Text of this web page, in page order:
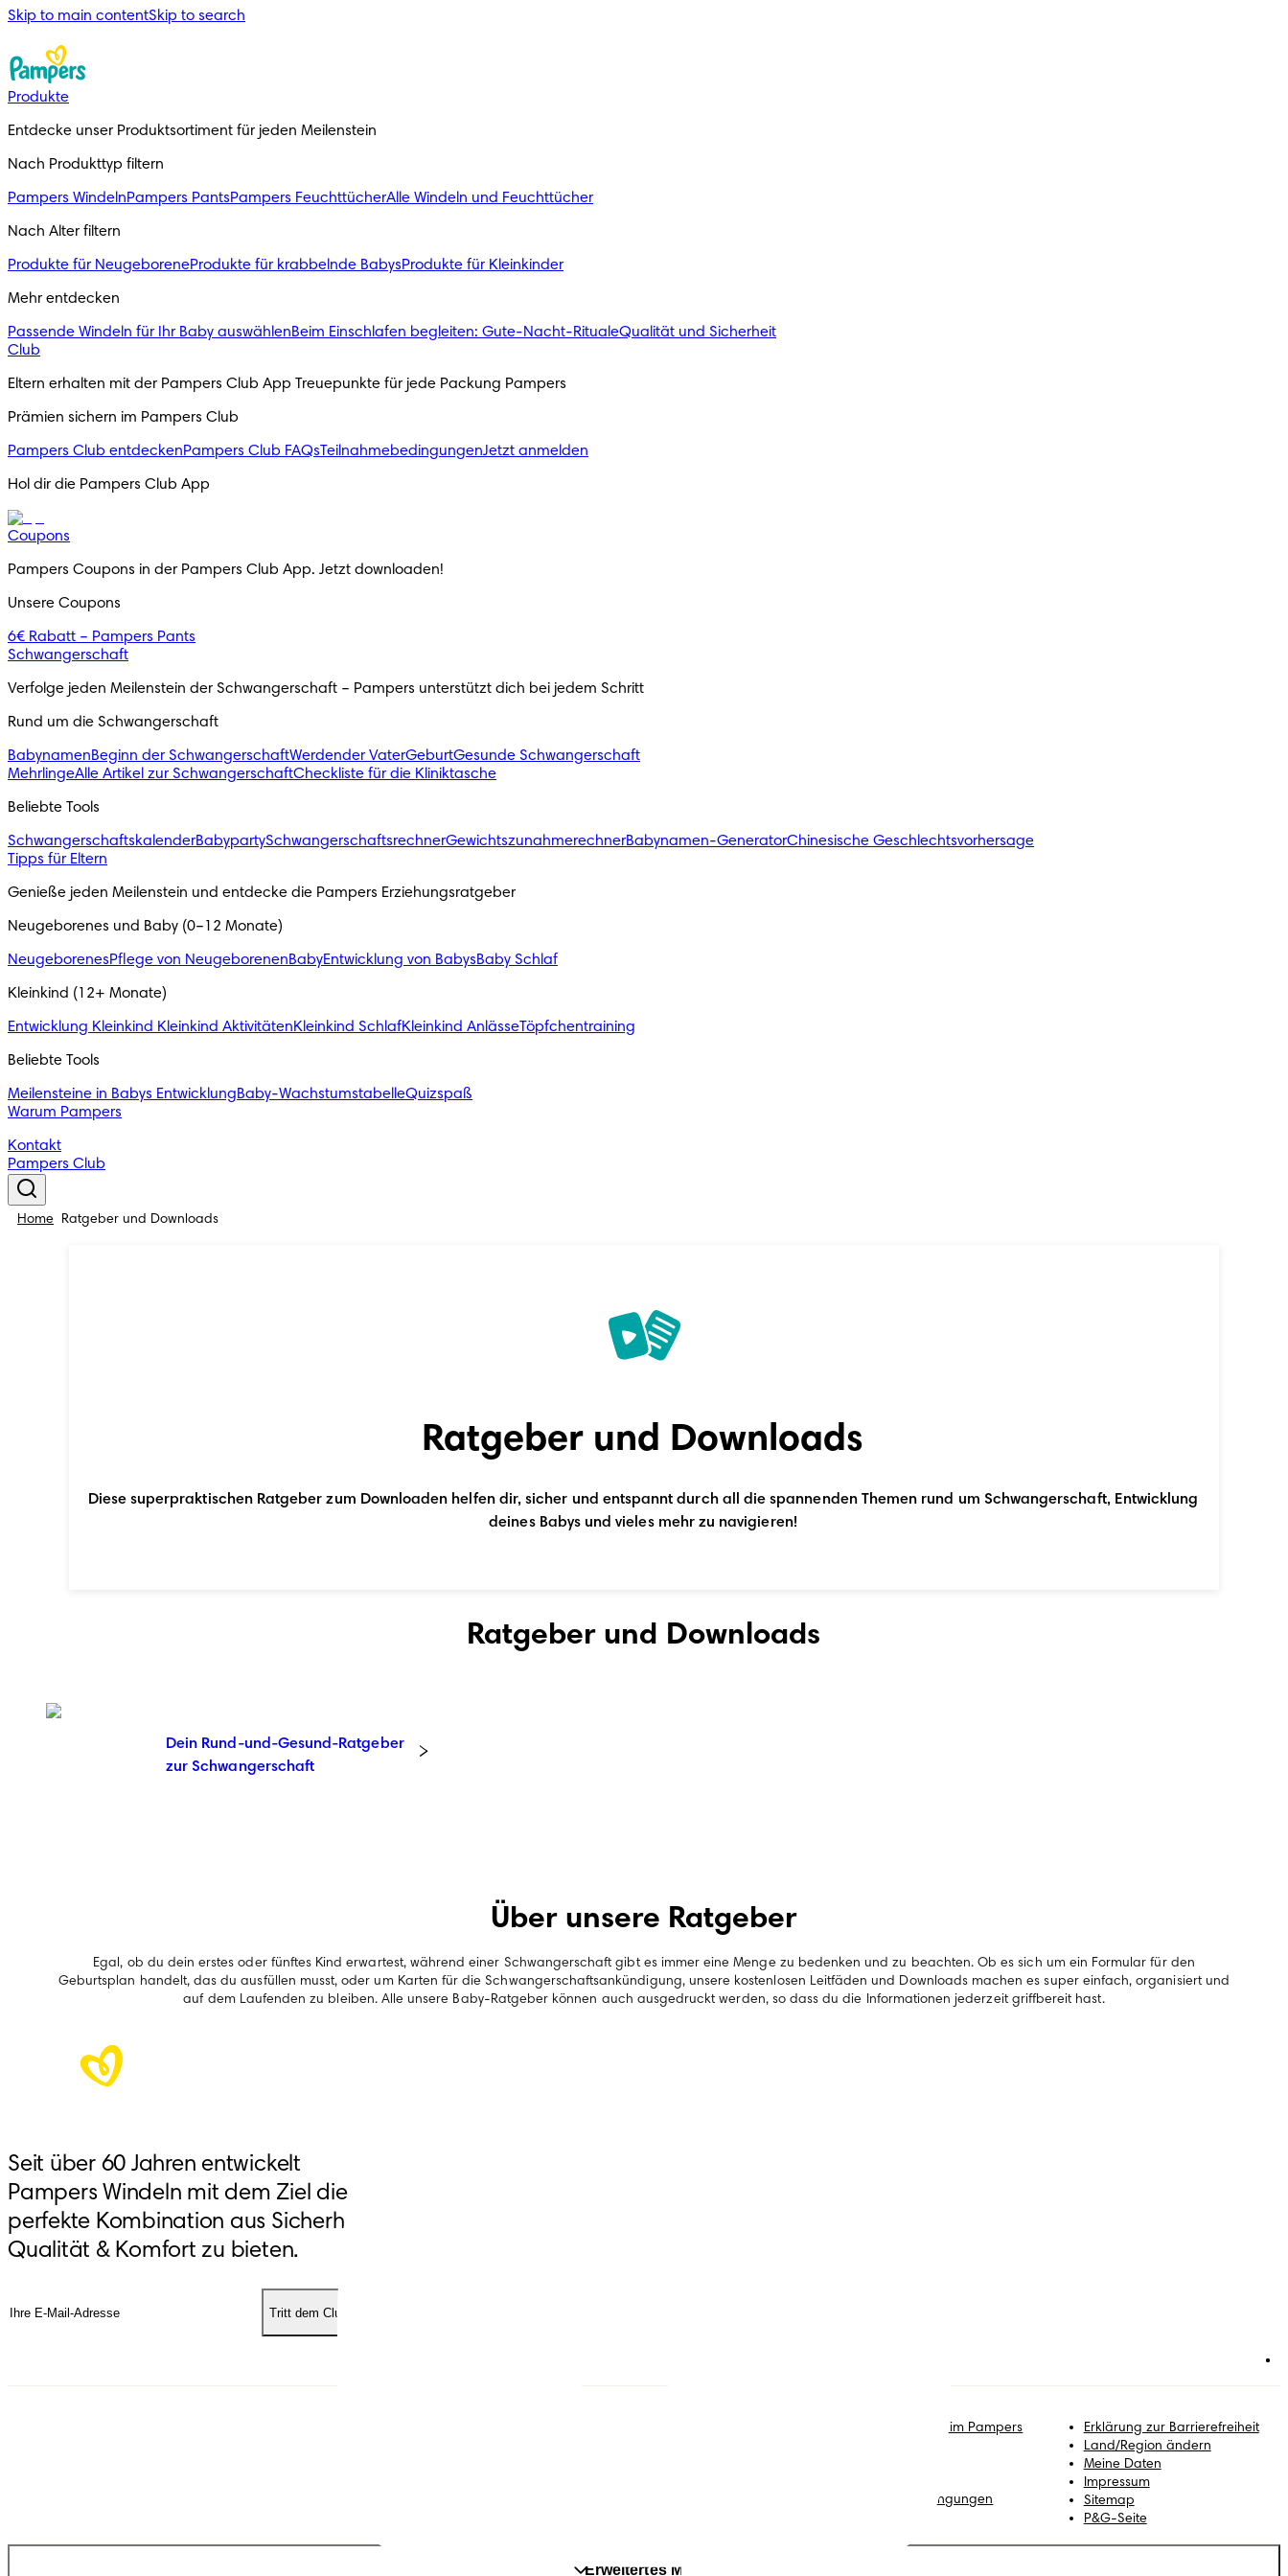
Skip to main contentSkip to search
Produkte
Entdecke unser Produktsortiment für jeden Meilenstein
Nach Produkttyp filtern
Pampers WindelnPampers PantsPampers FeuchttücherAlle Windeln und Feuchttücher
Nach Alter filtern
Produkte für NeugeboreneProdukte für krabbelnde BabysProdukte für Kleinkinder
Mehr entdecken
Passende Windeln für Ihr Baby auswählenBeim Einschlafen begleiten: Gute-Nacht-RitualeQualität und Sicherheit
Club
Eltern erhalten mit der Pampers Club App Treuepunkte für jede Packung Pampers
Prämien sichern im Pampers Club
Pampers Club entdeckenPampers Club FAQsTeilnahmebedingungenJetzt anmelden
Hol dir die Pampers Club App
Coupons
Pampers Coupons in der Pampers Club App. Jetzt downloaden!
Unsere Coupons
6€ Rabatt – Pampers Pants
Schwangerschaft
Verfolge jeden Meilenstein der Schwangerschaft – Pampers unterstützt dich bei jedem Schritt
Rund um die Schwangerschaft
BabynamenBeginn der SchwangerschaftWerdender VaterGeburtGesunde Schwangerschaft
MehrlingeAlle Artikel zur SchwangerschaftCheckliste für die Kliniktasche
Beliebte Tools
SchwangerschaftskalenderBabypartySchwangerschaftsrechnerGewichtszunahmerechnerBabynamen-GeneratorChinesische Geschlechtsvorhersage
Tipps für Eltern
Genieße jeden Meilenstein und entdecke die Pampers Erziehungsratgeber
Neugeborenes und Baby (0–12 Monate)
NeugeborenesPflege von NeugeborenenBabyEntwicklung von BabysBaby Schlaf
Kleinkind (12+ Monate)
Entwicklung Kleinkind Kleinkind AktivitätenKleinkind SchlafKleinkind AnlässeTöpfchentraining
Beliebte Tools
Meilensteine in Babys EntwicklungBaby-WachstumstabelleQuizspaß
Warum Pampers
Kontakt
Pampers Club
Home Ratgeber und Downloads
Ratgeber und Downloads
Diese superpraktischen Ratgeber zum Downloaden helfen dir, sicher und entspannt durch all die spannenden Themen rund um Schwangerschaft, Entwicklung
deines Babys und vieles mehr zu navigieren!
Ratgeber und Downloads
Dein Rund-und-Gesund-Ratgeber
zur Schwangerschaft
Über unsere Ratgeber
Egal, ob du dein erstes oder fünftes Kind erwartest, während einer Schwangerschaft gibt es immer eine Menge zu bedenken und zu beachten. Ob es sich um ein Formular für den
Geburtsplan handelt, das du ausfüllen musst, oder um Karten für die Schwangerschaftsankündigung, unsere kostenlosen Leitfäden und Downloads machen es super einfach, organisiert und
auf dem Laufenden zu bleiben. Alle unsere Baby-Ratgeber können auch ausgedruckt werden, so dass du die Informationen jederzeit griffbereit hast.
Seit über 60 Jahren entwickelt
Pampers Windeln mit dem Ziel die
perfekte Kombination aus Sicherheit,
Qualität & Komfort zu bieten.
Tritt dem Club bei
Mitglied werden im Pampers
Geschäftsbedingungen
Erklärung zur Barrierefreiheit
Land/Region ändern
Meine Daten
Impressum
Sitemap
P&G-Seite
Erweitertes Menü